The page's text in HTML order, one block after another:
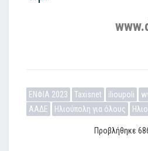
ΕΝΦΙΑ 2023 Taxisnet ilioupoli
ΑΑΔΕ
Ηλιούπολη για όλους
Προβλήθηκε